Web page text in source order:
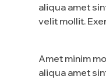
aliqua amet
velit mollit.
Amet minim
aliqua amet